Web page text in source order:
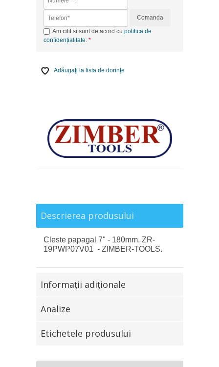
Comanda
Am citit si sunt de acord cu politica de
confidențialitate.
Adăugaţi la lista de dorinţe
Descrierea produsului
Cleste papagal 7" - 180mm, ZR-
19PWP07V01 - ZIMBER-TOOLS.
Informaţii adiţionale
Analize
Etichetele produsului